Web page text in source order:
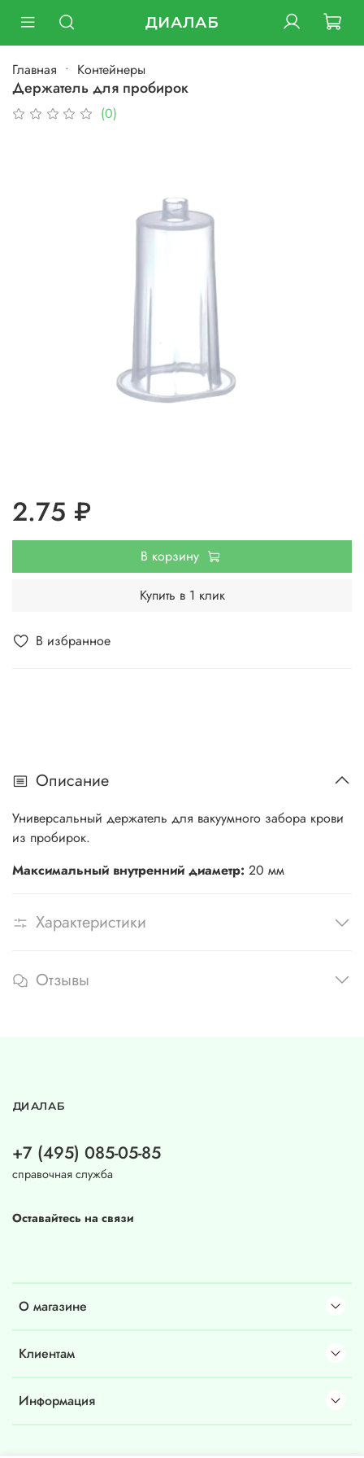
ДИАЛАБ
Главная Контейнеры
Держатель для пробирок
(0)
В избранное
2.75 ₽
В корзину
Купить в 1 клик
Описание
Универсальный держатель для вакуумного забора крови
из пробирок.
Максимальный внутренний диаметр: 20 мм
Характеристики
Отзывы
О магазине
Клиентам
Информация
ДИАЛАБ
+7 (495) 085-05-85
справочная служба
Оставайтесь на связи